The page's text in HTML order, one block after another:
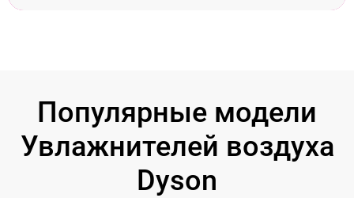
Популярные модели
Увлажнителей воздуха
Dyson